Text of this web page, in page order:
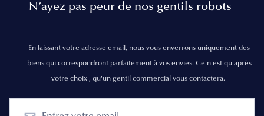
N’ayez pas peur de nos gentils robots
En laissant votre adresse email, nous vous enverrons uniquement des
biens qui correspondront parfaitement à vos envies. Ce n'est qu'après
votre choix , qu'un gentil commercial vous contactera.